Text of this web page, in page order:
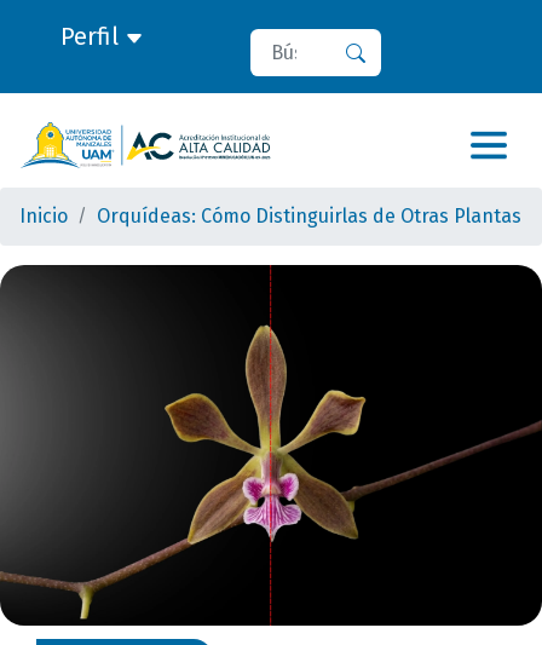
Perfil Buscar
Inicio Orquídeas: Cómo Distinguirlas de Otras Plantas